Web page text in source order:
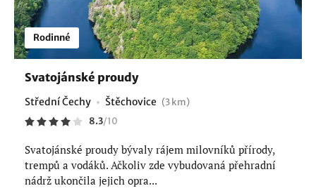
Rodinné
Svatojánské proudy
Střední Čechy Štěchovice (3 km)
8.3/10
Svatojánské proudy bývaly rájem milovníků přírody,
trempů a vodáků. Ačkoliv zde vybudovaná přehradní
nádrž ukončila jejich opra...